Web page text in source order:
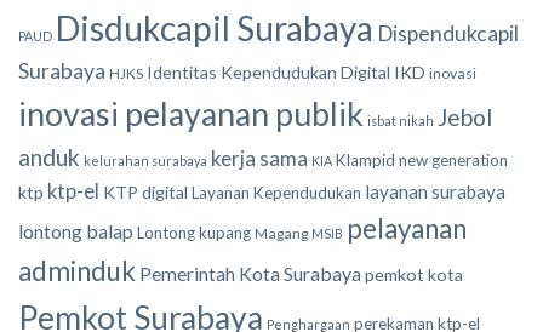
PAUD Disdukcapil Surabaya Dispendukcapil
Surabaya HJKS Identitas Kependudukan Digital IKD inovasi
inovasi pelayanan publik isbat nikah Jebol
anduk kelurahan surabaya kerja sama KIA Klampid new generation
ktp ktp-el KTP digital Layanan Kependudukan layanan surabaya
lontong balap Lontong kupang Magang MSIB pelayanan
adminduk Pemerintah Kota Surabaya pemkot kota
Pemkot Surabaya Penghargaan perekaman ktp-el